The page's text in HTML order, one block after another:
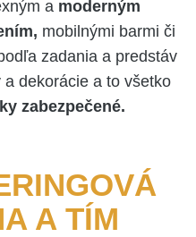
a moderným
mobilnými barmi či
zadania a predstáv
dekorácie a to všetko
zabezpečené.
A TÍM